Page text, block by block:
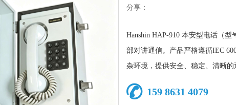
分享：
Hanshin HAP-910 本安型电话（
部对讲通信。产品严格遵循IEC
杂环境，提供安全、稳定、清晰的
159 8631 4079